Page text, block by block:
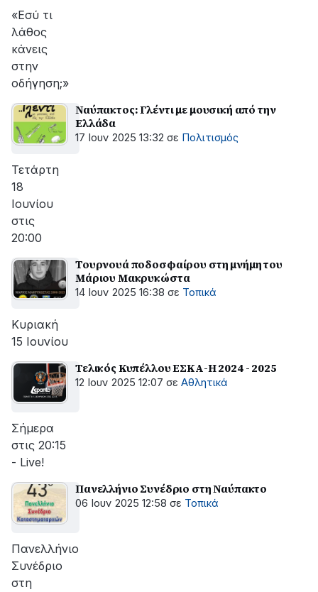
«Εσύ τι
λάθος
κάνεις
στην
οδήγηση;»
Ναύπακτος: Γλέντι με μουσική από την
Eλλάδα
17 Ιουν 2025 13:32 σε Πολιτισμός
Τετάρτη
18
Ιουνίου
στις
20:00
Τουρνουά ποδοσφαίρου στη μνήμη του
Μάριου Μακρυκώστα
14 Ιουν 2025 16:38 σε Τοπικά
Κυριακή
15 Ιουνίου
Τελικός Κυπέλλου ΕΣΚΑ-Η 2024 - 2025
12 Ιουν 2025 12:07 σε Αθλητικά
Σήμερα
στις 20:15
- Live!
Πανελλήνιο Συνέδριο στη Ναύπακτο
06 Ιουν 2025 12:58 σε Τοπικά
Πανελλήνιο
Συνέδριο
στη